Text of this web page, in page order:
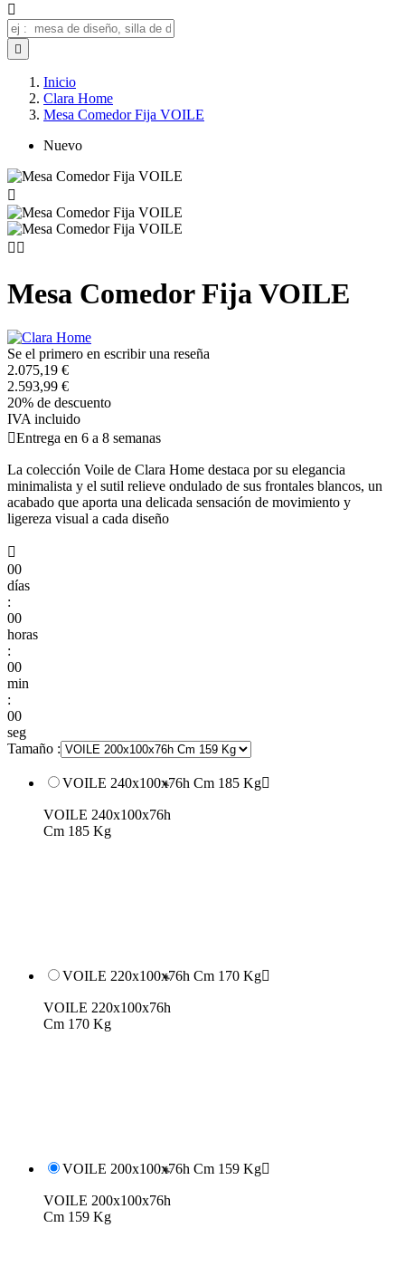


Inicio
Clara Home
Mesa Comedor Fija VOILE
Nuevo

 
Mesa Comedor Fija VOILE
Se el primero en escribir una reseña
2.075,19 €
2.593,99 €
20% de descuento
IVA incluido
Entrega en 6 a 8 semanas
La colección Voile de Clara Home destaca por su elegancia
minimalista y el sutil relieve ondulado de sus frontales blancos, un
acabado que aporta una delicada sensación de movimiento y
ligereza visual a cada diseño

00
días
:
00
horas
:
00
min
:
00
seg
Tamaño :
VOILE 240x100x76h Cm 185 Kg
VOILE 240x100x76h
Cm 185 Kg
VOILE 220x100x76h Cm 170 Kg
VOILE 220x100x76h
Cm 170 Kg
VOILE 200x100x76h Cm 159 Kg
VOILE 200x100x76h
Cm 159 Kg